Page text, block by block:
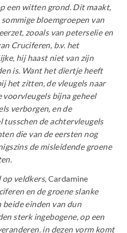
een witten grond. Dit maakt,
bloemgroepen van
zooals van peterselie en
Cruciferen, b.v. het
hij haast niet van zijn
is. Want het diertje heeft
het zitten, de vleugels naar
voorvleugels bijna geheel
verborgen, en de
tusschen de achtervleugels
die van de eersten nog
de misleidende groene
op veldkers, Cardamine
en de groene slanke
beide einden van dun
sterk ingebogene, op een
in dezen vorm komt